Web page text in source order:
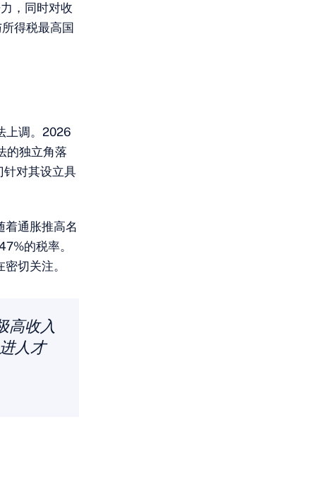
，同时对收
得税最高国
上调。2026
的独立角落
针对其设立具
着通胀推高名
的税率。
切关注。
高收入
人才